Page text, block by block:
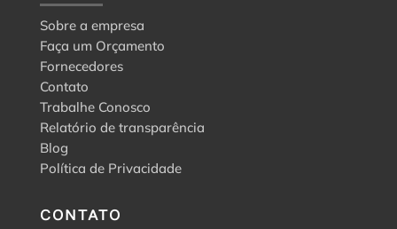
Sobre a empresa
Faça um Orçamento
Fornecedores
Contato
Trabalhe Conosco
Relatório de transparência
Blog
Política de Privacidade
CONTATO